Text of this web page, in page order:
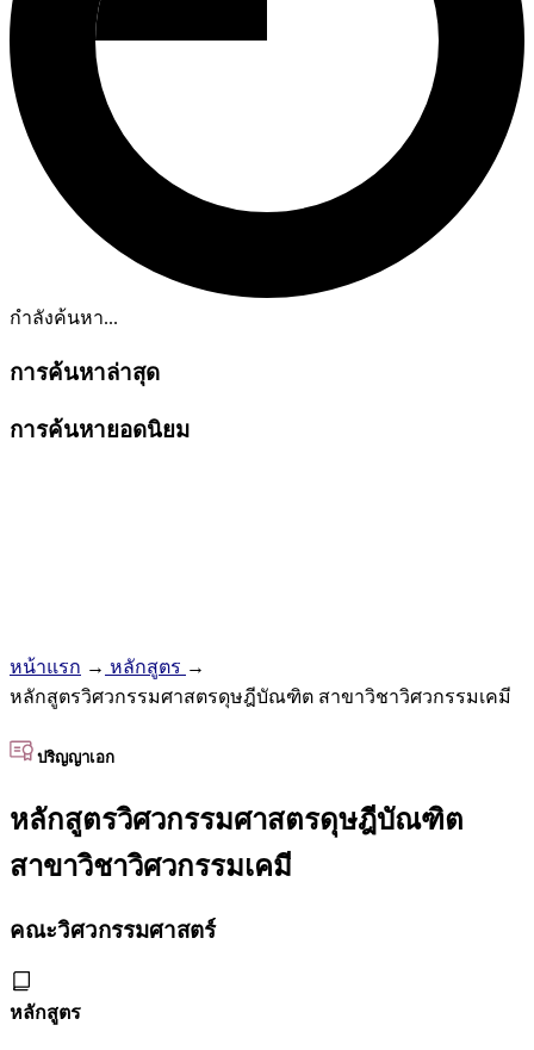
กำลังค้นหา...
การค้นหาล่าสุด
การค้นหายอดนิยม
หน้าแรก → หลักสูตร →
หลักสูตรวิศวกรรมศาสตรดุษฎีบัณฑิต สาขาวิชาวิศวกรรมเคมี
ปริญญาเอก
หลักสูตรวิศวกรรมศาสตรดุษฎีบัณฑิต
สาขาวิชาวิศวกรรมเคมี
คณะวิศวกรรมศาสตร์
หลักสูตร